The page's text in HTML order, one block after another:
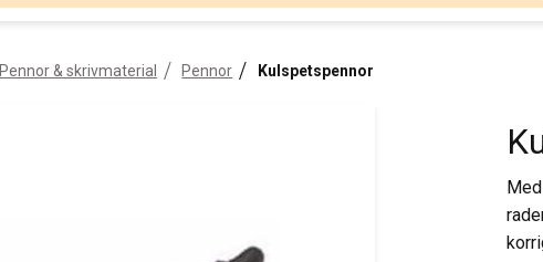
Pennor & skrivmaterial Pennor Kulspetspennor